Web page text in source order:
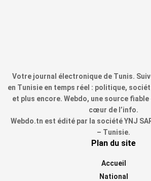
Votre journal électronique de Tunis.
en Tunisie en temps réel : politique,
et plus encore. Webdo, une source
cœur de l’info.
Webdo.tn est édité par la société YNJ
– Tunisie.
Plan du site
Accueil
National